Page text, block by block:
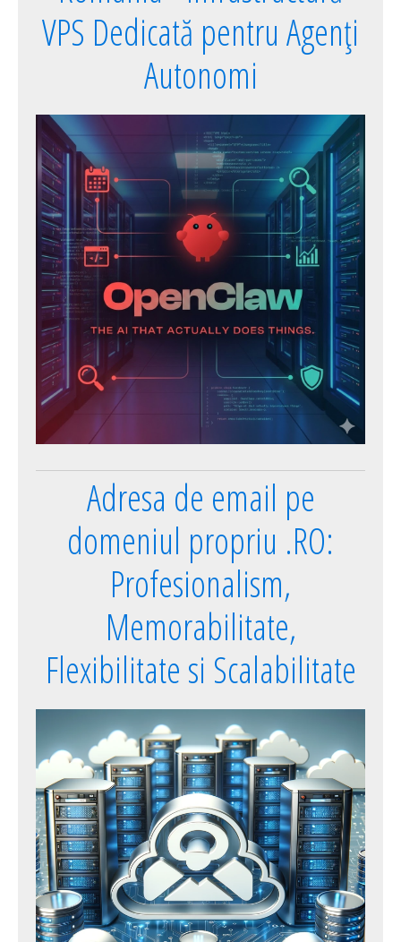
VPS Dedicată pentru Agenți
Autonomi
Adresa de email pe
domeniul propriu .RO:
Profesionalism,
Memorabilitate,
Flexibilitate si Scalabilitate